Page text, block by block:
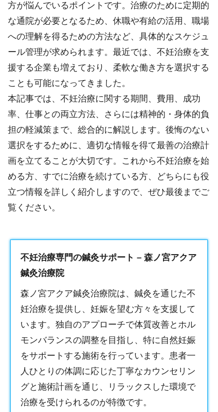
方が悩んでいるポイントです。治療のために定期的
な通院が必要となるため、休職や有給の活用、職場
への理解を得るための方法など、具体的なスケジュ
ール管理が求められます。最近では、不妊治療を支
援する企業も増えており、柔軟な働き方を選択する
ことも可能になってきました。
本記事では、不妊治療に関する期間、費用、成功
率、仕事との両立方法、さらには精神的・身体的負
担の軽減策まで、総合的に解説します。後悔のない
選択をするために、適切な情報を得て最善の治療計
画を立てることが大切です。これから不妊治療を始
める方、すでに治療を続けている方、どちらにも役
立つ情報を詳しく紹介しますので、ぜひ最後までご
覧ください。
不妊治療専門の鍼灸サポート – 森ノ宮アクア
鍼灸治療院
森ノ宮アクア鍼灸治療院は、鍼灸を通じた不
妊治療を提供し、妊娠を望む方々を支援して
います。独自のアプローチで体質改善とホル
モンバランスの調整を目指し、特に自然妊娠
をサポートする施術を行っています。患者一
人ひとりの体調に応じた丁寧なカウンセリン
グと施術計画を通じ、リラックスした環境で
治療を受けられるのが特徴です。